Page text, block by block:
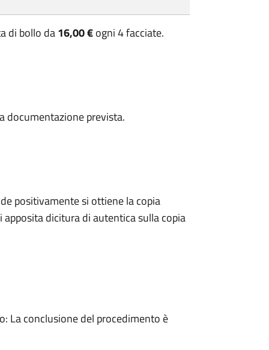
di bollo da16,00 €ogni 4 facciate.
documentazione prevista.
positivamente si ottiene la copia
dicitura di autentica sulla copia
La conclusione del procedimento è